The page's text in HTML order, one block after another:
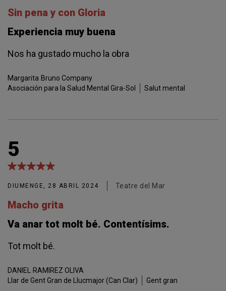
Sin pena y con Gloria
Experiencia muy buena
Nos ha gustado mucho la obra
Margarita Bruno Company
Asociación para la Salud Mental Gira-Sol
Salut mental
5
DIUMENGE, 28 ABRIL 2024 Teatre del Mar
Macho grita
Va anar tot molt bé. Contentísims.
Tot molt bé.
DANIEL
RAMIREZ OLIVA
Llar de Gent Gran de Llucmajor (Can Clar)
Gent gran